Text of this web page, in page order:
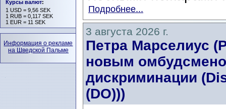
Подробнее...
3 августа 2026 г.
Петра Марселиус
новым
дискриминации
(DO)))
Курсы валют:
1 USD = 9,56 SEK
1 RUB = 0,117 SEK
1 EUR = 11 SEK
Информация о рекламе
на Шведской Пальме